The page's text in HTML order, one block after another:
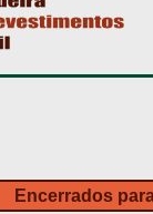
PRODUTOS
DE BETÃO
TERMOS E
Encerrados